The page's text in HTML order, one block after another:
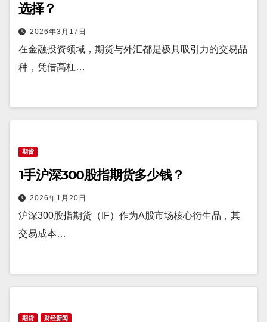
选择？
2026年3月17日
在金融投资领域，期货与外汇都是极具吸引力的交易品
种，凭借高杠…
期货
1手沪深300股指期货多少钱？
2026年1月20日
沪深300股指期货（IF）作为A股市场核心衍生品，其
交易成本…
期货 财经新闻